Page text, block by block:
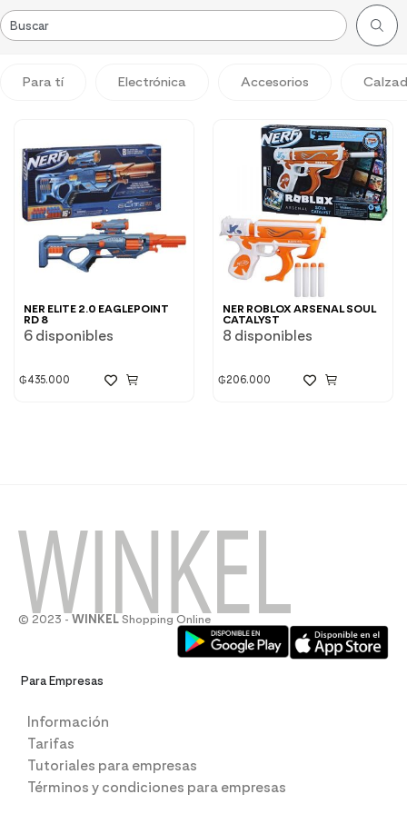
Para tí Electrónica Accesorios
NER ELITE 2.0 EAGLEPOINT
RD 8
6 disponibles
₲435.000
NER ROBLOX ARSENAL SOUL
CATALYST
8 disponibles
₲206.000
© 2023 - WINKEL Shopping Online
Para Empresas
Información
Tarifas
Tutoriales para empresas
Términos y condiciones para empresas